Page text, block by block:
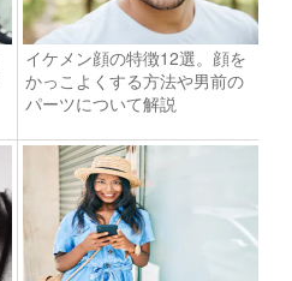
イケメン顔の特徴12選。顔を
かっこよくする方法や男前の
パーツについて解説